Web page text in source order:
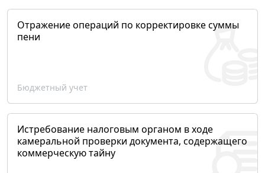
Отражение операций по корректировке суммы
пени
Бюджетный учет
Истребование налоговым органом в ходе
камеральной проверки документа, содержащего
коммерческую тайну